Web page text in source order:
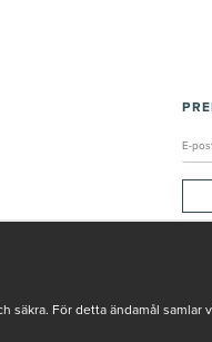
För detta ändamål samlar